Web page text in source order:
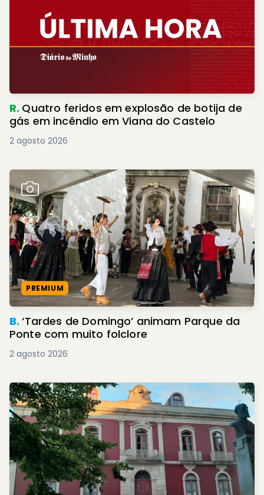
R. Quatro feridos em explosão de botija de
gás em incêndio em Viana do Castelo
2 agosto 2026
PREMIUM
B.‘Tardes de Domingo’ animam Parque da
Ponte com muito folclore
2 agosto 2026